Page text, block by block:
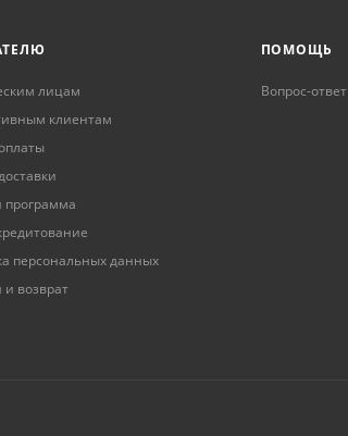
лицам
клиентам
программа
персональных данных
и возврат
ПОМОЩЬ
Вопрос-ответ